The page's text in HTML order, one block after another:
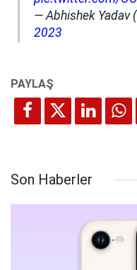
— Abhishek Yadav
2023
Son Haberler